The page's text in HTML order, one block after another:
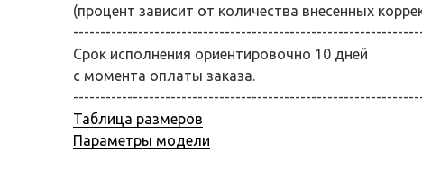
(процент зависит от количества внесенных
Срок исполнения ориентировочно 10 дней
с момента оплаты заказа.
Таблица размеров
Параметры модели